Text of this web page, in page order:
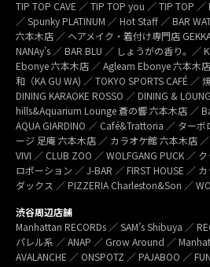
TIP TOP CAVE ／ TIP TOP you ／ TIP TOP
／ Spunky PLATINUM ／ Hot Staff ／ BAR
六本木店 ／ ヘアメイク・着付け専門店
NANAy’s ／ BAR BLU ／ しょうがの香り。／
Ebonye 六本木店 ／ Agleam Ebonye 六本木
和（KA GU WA) ／ TOKYO SPORTS CAFÉ ／
DINING KARAOKE ROSSO ／ DINING &
hills&Aquarium Lounge 蒼の響 六本木店 ／
AQUA GIARDINO ／ Café&Trattoria ／ ター
ージ 足庵 六本木店 ／ カラオケ館 六本木店
VIVI ／ CLUB ZOO ／ WOLFGANG PUCK ／
ロポーション ／ J-BAR ／ FIRST HOUSE ／
ダックス ／ PIZZERIA Charleston&Son ／
渋谷周辺店舗
Manhattan RECORDs ／ SAM’s Shibuya ／
パレル系 ／ ANAP ／ Grow Around ／
AVALANCHE ／ ONSPOTZ ／ PAJABOO ／